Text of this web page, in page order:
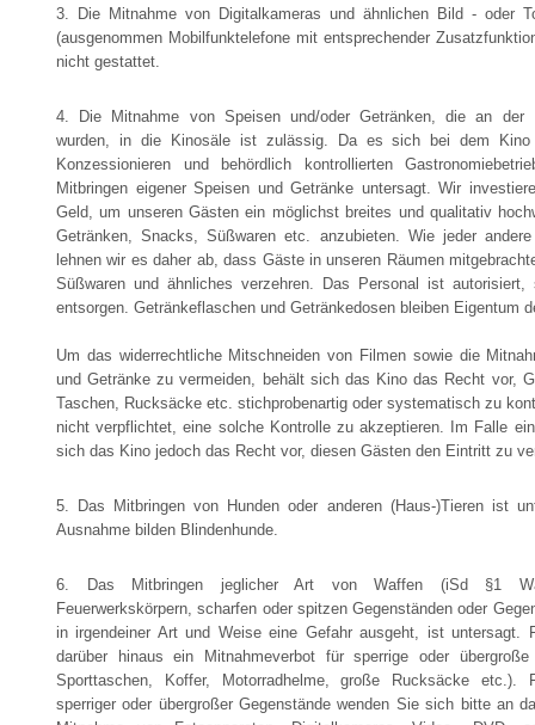
3. Die Mitnahme von Digitalkameras und ähnlichen Bild - oder
(ausgenommen Mobilfunktelefone mit entsprechender
nicht gestattet.
4. Die Mitnahme von Speisen und/oder Getränken, die an der
wurden, in die Kinosäle ist zulässig. Da es sich bei dem Kino
Konzessionieren und behördlich kontrollierten
Mitbringen eigener Speisen und Getränke untersagt. Wir
Geld, um unseren Gästen ein möglichst breites und qualitativ
Getränken, Snacks, Süßwaren etc. anzubieten. Wie jeder andere
lehnen wir es daher ab, dass Gäste in unseren Räumen
Süßwaren und ähnliches verzehren. Das Personal ist autorisiert,
entsorgen. Getränkeflaschen und Getränkedosen bleiben Eigentum
Um das widerrechtliche Mitschneiden von Filmen sowie die
und Getränke zu vermeiden, behält sich das Kino das Recht vor,
Taschen, Rucksäcke etc. stichprobenartig oder systematisch zu
nicht verpflichtet, eine solche Kontrolle zu akzeptieren. Im Falle
sich das Kino jedoch das Recht vor, diesen Gästen den Eintritt zu
5. Das Mitbringen von Hunden oder anderen (Haus-)Tieren ist
Ausnahme bilden Blindenhunde.
6. Das Mitbringen jeglicher Art von Waffen (iSd §1
Feuerwerkskörpern, scharfen oder spitzen Gegenständen oder
in irgendeiner Art und Weise eine Gefahr ausgeht, ist untersagt.
darüber hinaus ein Mitnahmeverbot für sperrige oder
Sporttaschen, Koffer, Motorradhelme, große Rucksäcke etc.).
sperriger oder übergroßer Gegenstände wenden Sie sich bitte an